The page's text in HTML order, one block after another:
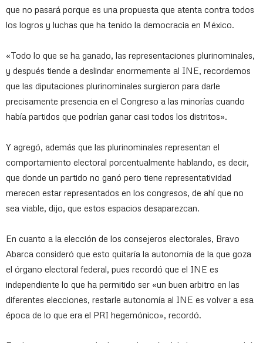
que no pasará porque es una propuesta que atenta contra todos
los logros y luchas que ha tenido la democracia en México.
«Todo lo que se ha ganado, las representaciones plurinominales,
y después tiende a deslindar enormemente al INE, recordemos
que las diputaciones plurinominales surgieron para darle
precisamente presencia en el Congreso a las minorías cuando
había partidos que podrían ganar casi todos los distritos».
Y agregó, además que las plurinominales representan el
comportamiento electoral porcentualmente hablando, es decir,
que donde un partido no ganó pero tiene representatividad
merecen estar representados en los congresos, de ahí que no
sea viable, dijo, que estos espacios desaparezcan.
En cuanto a la elección de los consejeros electorales, Bravo
Abarca consideró que esto quitaría la autonomía de la que goza
el órgano electoral federal, pues recordó que el INE es
independiente lo que ha permitido ser «un buen arbitro en las
diferentes elecciones, restarle autonomía al INE es volver a esa
época de lo que era el PRI hegemónico», recordó.